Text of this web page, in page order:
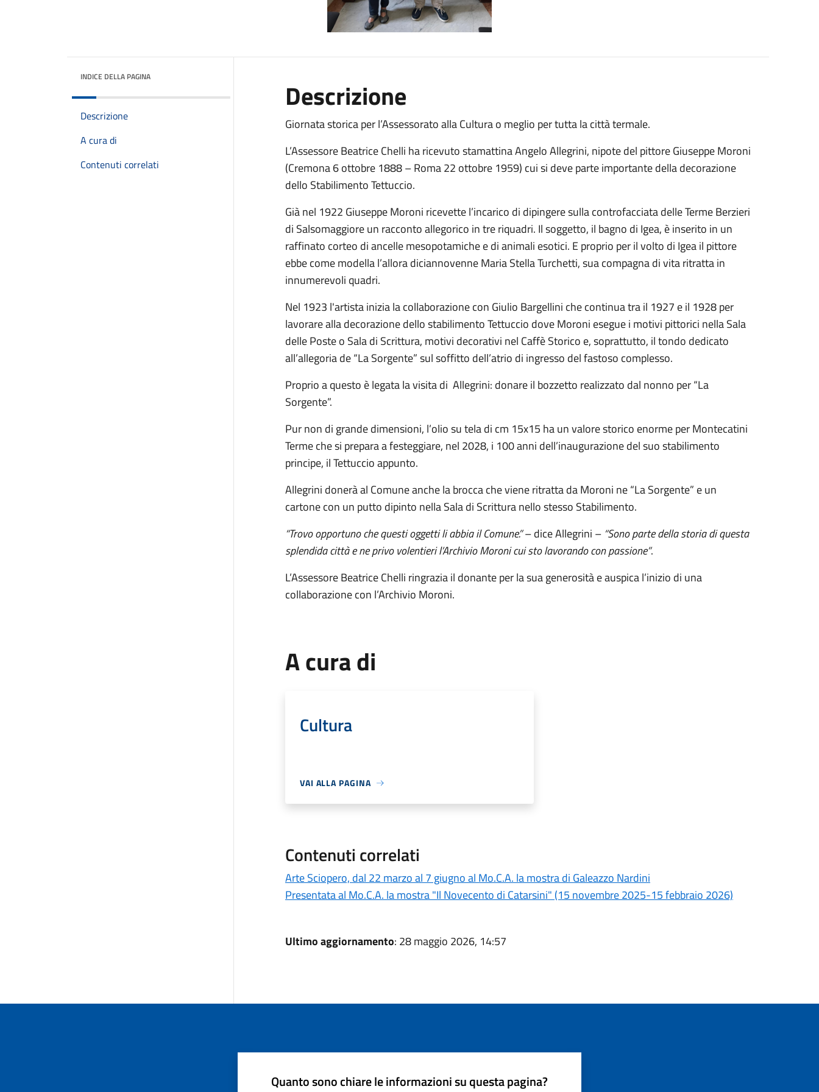
INDICE DELLA PAGINA
Descrizione
A cura di
Contenuti correlati
Descrizione
Giornata storica per l’Assessorato alla Cultura o meglio per tutta la città termale.
L’Assessore Beatrice Chelli ha ricevuto stamattina Angelo Allegrini, nipote del pittore Giuseppe Moroni
(Cremona 6 ottobre 1888 – Roma 22 ottobre 1959) cui si deve parte importante della decorazione
dello Stabilimento Tettuccio.
Già nel 1922 Giuseppe Moroni ricevette l’incarico di dipingere sulla controfacciata delle Terme Berzieri
di Salsomaggiore un racconto allegorico in tre riquadri. Il soggetto, il bagno di Igea, è inserito in un
raffinato corteo di ancelle mesopotamiche e di animali esotici. E proprio per il volto di Igea il pittore
ebbe come modella l’allora diciannovenne Maria Stella Turchetti, sua compagna di vita ritratta in
innumerevoli quadri.
Nel 1923 l'artista inizia la collaborazione con Giulio Bargellini che continua tra il 1927 e il 1928 per
lavorare alla decorazione dello stabilimento Tettuccio dove Moroni esegue i motivi pittorici nella Sala
delle Poste o Sala di Scrittura, motivi decorativi nel Caffè Storico e, soprattutto, il tondo dedicato
all’allegoria de “La Sorgente” sul soffitto dell’atrio di ingresso del fastoso complesso.
Proprio a questo è legata la visita di Allegrini: donare il bozzetto realizzato dal nonno per “La
Sorgente”.
Pur non di grande dimensioni, l’olio su tela di cm 15x15 ha un valore storico enorme per Montecatini
Terme che si prepara a festeggiare, nel 2028, i 100 anni dell’inaugurazione del suo stabilimento
principe, il Tettuccio appunto.
Allegrini donerà al Comune anche la brocca che viene ritratta da Moroni ne “La Sorgente” e un
cartone con un putto dipinto nella Sala di Scrittura nello stesso Stabilimento.
“Trovo opportuno che questi oggetti li abbia il Comune.”– dice Allegrini – “Sono parte della storia di questa
splendida città e ne privo volentieri l’Archivio Moroni cui sto lavorando con passione”.
L’Assessore Beatrice Chelli ringrazia il donante per la sua generosità e auspica l’inizio di una
collaborazione con l’Archivio Moroni.
A cura di
Cultura
VAI ALLA PAGINA
Contenuti correlati
Arte Sciopero, dal 22 marzo al 7 giugno al Mo.C.A. la mostra di Galeazzo Nardini
Presentata al Mo.C.A. la mostra "Il Novecento di Catarsini" (15 novembre 2025-15 febbraio 2026)
Ultimo aggiornamento: 28 maggio 2026, 14:57
Quanto sono chiare le informazioni su questa pagina?